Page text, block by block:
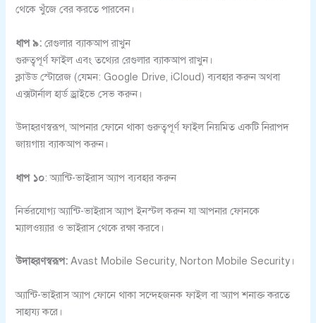
থেকে খুঁজে বের করতে পারবেন।
ধাপ ৯: রেগুলার ব্যাকআপ রাখুন
গুরুত্বপূর্ণ ফাইল এবং তথ্যের রেগুলার ব্যাকআপ রাখুন।
ক্লাউড স্টোরেজ (যেমন: Google Drive, iCloud) ব্যবহার করুন অথবা
এক্সটার্নাল হার্ড ড্রাইভে সেভ করুন।
উদাহরণস্বরূপ, আপনার ফোনে থাকা গুরুত্বপূর্ণ ফাইল নিয়মিত একটি নিরাপদ
জায়গায় ব্যাকআপ করুন।
ধাপ ১০: অ্যান্টি-ভাইরাস অ্যাপ ব্যবহার করুন
নির্ভরযোগ্য অ্যান্টি-ভাইরাস অ্যাপ ইনস্টল করুন যা আপনার ফোনকে
ম্যালওয়্যার ও ভাইরাস থেকে রক্ষা করবে।
উদাহরণস্বরূপ: Avast Mobile Security, Norton Mobile Security।
অ্যান্টি-ভাইরাস অ্যাপ ফোনে থাকা সন্দেহজনক ফাইল বা অ্যাপ শনাক্ত করতে
সাহায্য করে।